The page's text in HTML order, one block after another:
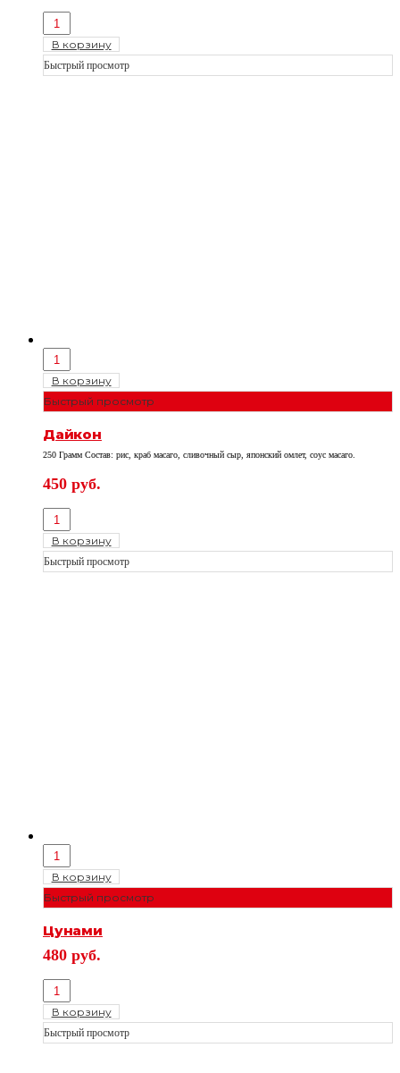
В корзину
Быстрый просмотр
В корзину
Быстрый просмотр
Дайкон
250 Грамм Состав: рис, краб масаго, сливочный сыр, японский омлет, соус масаго.
450 руб.
В корзину
Быстрый просмотр
В корзину
Быстрый просмотр
Цунами
480 руб.
В корзину
Быстрый просмотр